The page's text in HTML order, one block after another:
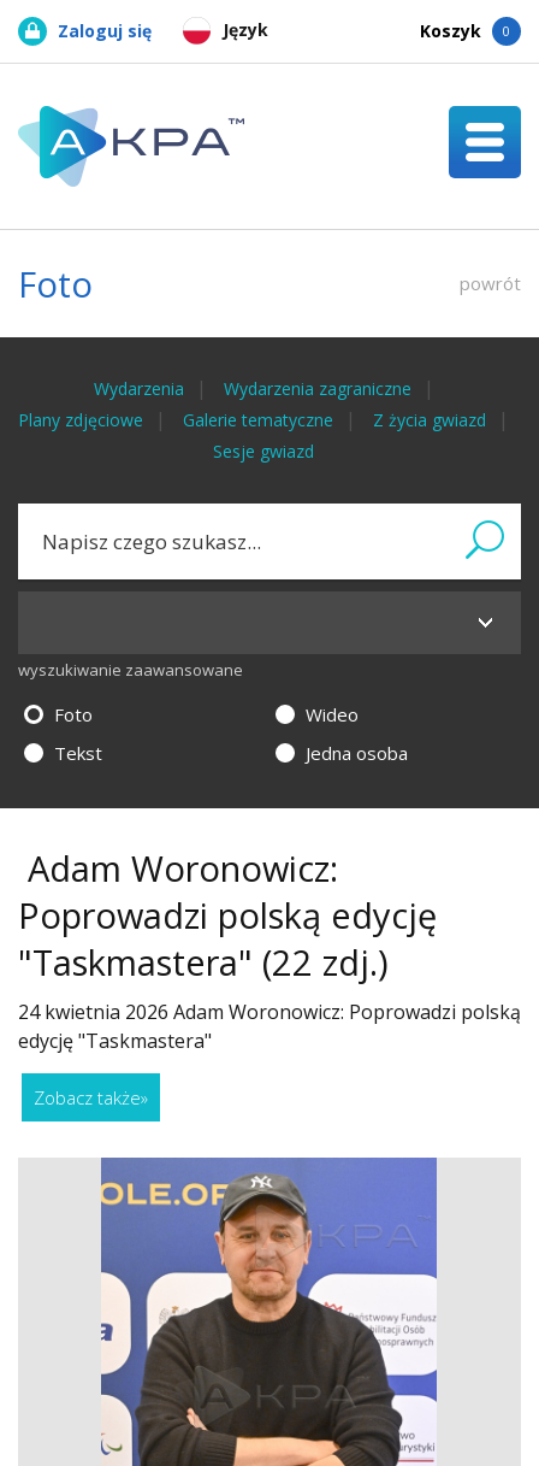
Język
Zaloguj się Koszyk 0
Foto powrót
Wydarzenia
Wydarzenia zagraniczne
Plany zdjęciowe
Galerie tematyczne
Z życia gwiazd
Sesje gwiazd
wyszukiwanie zaawansowane
Foto
Wideo
Tekst
Jedna osoba
Adam Woronowicz:
Poprowadzi polską edycję
"Taskmastera" (22 zdj.)
24 kwietnia 2026 Adam Woronowicz: Poprowadzi polską
edycję "Taskmastera"
Zobacz także»